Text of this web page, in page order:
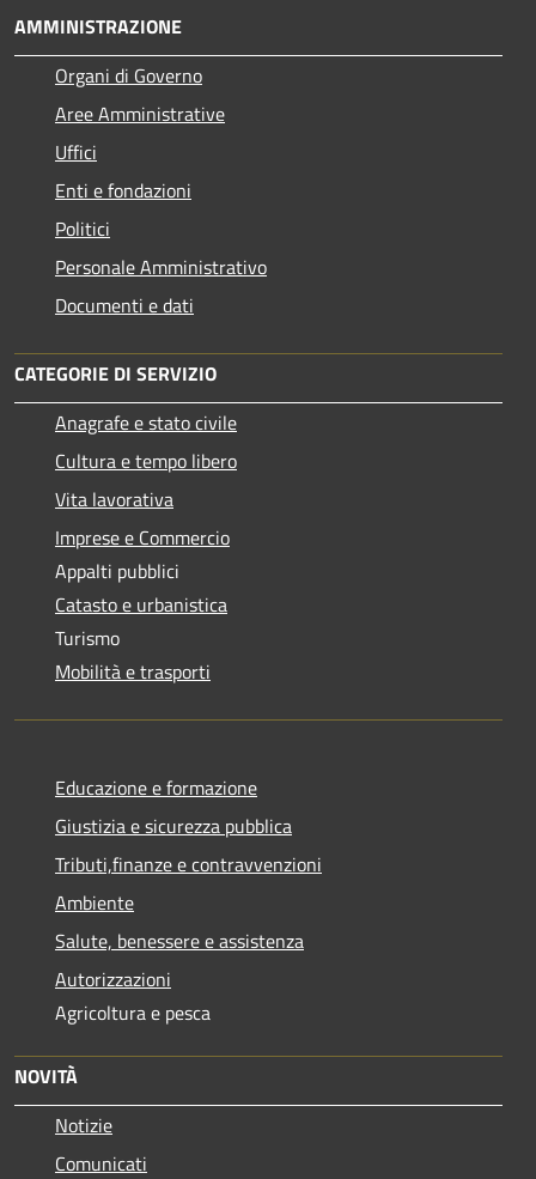
AMMINISTRAZIONE
Organi di Governo
Aree Amministrative
Uffici
Enti e fondazioni
Politici
Personale Amministrativo
Documenti e dati
CATEGORIE DI SERVIZIO
Anagrafe e stato civile
Cultura e tempo libero
Vita lavorativa
Imprese e Commercio
Appalti pubblici
Catasto e urbanistica
Turismo
Mobilità e trasporti
Educazione e formazione
Giustizia e sicurezza pubblica
Tributi,finanze e contravvenzioni
Ambiente
Salute, benessere e assistenza
Autorizzazioni
Agricoltura e pesca
NOVITÀ
Notizie
Comunicati